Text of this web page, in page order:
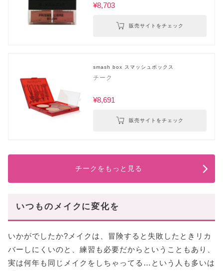
¥8,703
販売サイトをチェック
smash box スマッシュボックス
チーク
¥8,691
販売サイトをチェック
チークをもっと見る
いつものメイクに変化を
いかがでしたか?メイクは、冒険すると失敗したときリカ
バーしにくいのと、練習も必要だからということもあり、
実は何年も同じメイクをしちゃってる…という人も多いは